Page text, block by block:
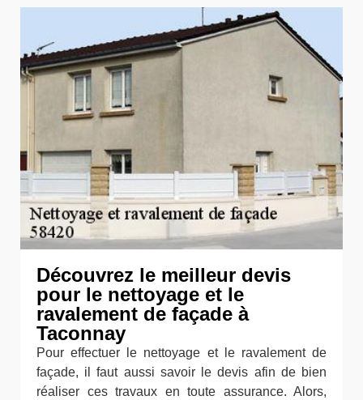
Découvrez le meilleur devis
pour le nettoyage et le
ravalement de façade à
Taconnay
Pour effectuer le nettoyage et le ravalement de
façade, il faut aussi savoir le devis afin de bien
réaliser ces travaux en toute assurance. Alors,